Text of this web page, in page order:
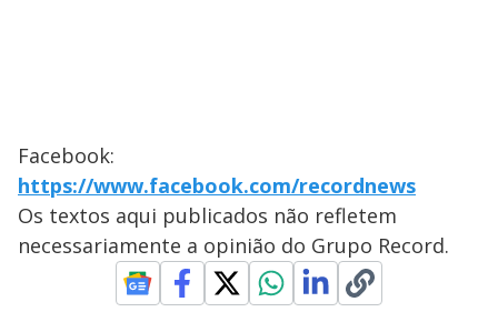
Facebook:
https://www.facebook.com/recordnews
Os textos aqui publicados não refletem
necessariamente a opinião do Grupo Record.